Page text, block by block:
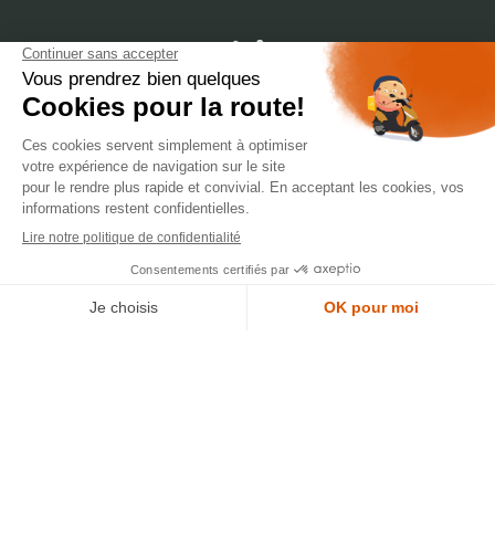
388 Av. Charles de Gaulle, 69200 Vénissieux
© 2007-2025 Silverstone Motor